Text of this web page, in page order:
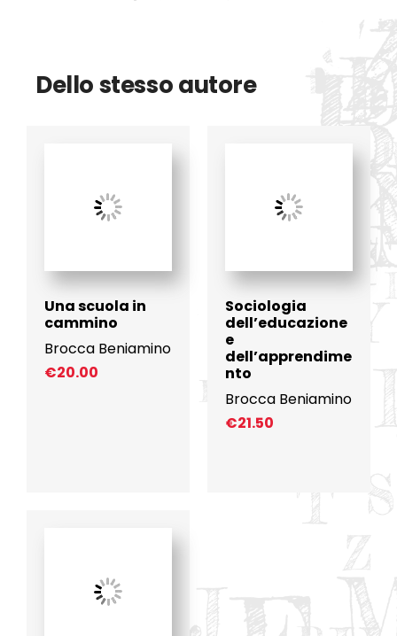
Dello stesso autore
Una scuola in
cammino
Brocca Beniamino
€20.00
Sociologia
dell’educazione
e
dell’apprendime
nto
Brocca Beniamino
€21.50